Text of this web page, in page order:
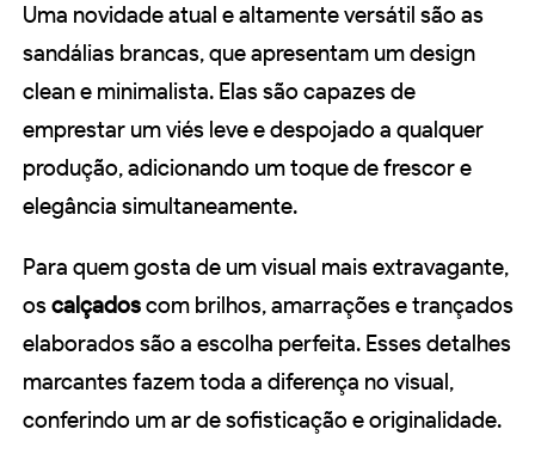
Uma novidade atual e altamente versátil são as
sandálias brancas, que apresentam um design
clean e minimalista. Elas são capazes de
emprestar um viés leve e despojado a qualquer
produção, adicionando um toque de frescor e
elegância simultaneamente.
Para quem gosta de um visual mais extravagante,
oscalçadoscom brilhos, amarrações e trançados
elaborados são a escolha perfeita. Esses detalhes
marcantes fazem toda a diferença no visual,
conferindo um ar de sofisticação e originalidade.